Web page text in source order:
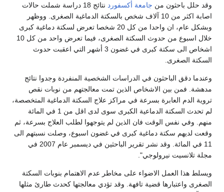
وقد حلل باحثون من جامعة أكسفورد
نتائج 18 دراسة شملت حالات
اصابة اكثر من 10 آلاف شخص بالسكتة الدماغية الصغرى. ووظهر
وبشكل عام، ان واحدا من كل 20 شخصا تعرض لسكتة دماغية كبرى
خلال اسبوع من حدوث السكتة الصغرى، فيما تعرض واحد من كل 10
اشخاص الى سكتة كبرى في غضون 3 أشهر التي اعقبت حدوث
السكتة الصغرى.
وعندما دقق الباحثون في الدراسات الشخصية المنفردة وجدوا نتائج
مدهشة. فمن بين الاشخاص الذين تمت معالجتهم من نوبات نقص
تروية الدم العابرة بسرعة في مراكز علاج السكتة الدماغية المتخصصة،
لم تحدث السكتة الدماعية الكبرى سوى لدى اقل من 1 في المائة
منهم. وفي نفس الوقت فان الذين لم يتوجهوا لطلب العلاج بسرعة، ثم
وقعت لديهم سكتة دماغية كبرى في غضون اسبوع، وصلت نسبتهم الى
11 في المائة. وقد نشر تقرير الباحثين في ديسمبر عام 2007 في
مجلة تلانسيت نيرولوجي".
ويسلط هذا العمل الاضواء على مخاطر عدم الاهتمام بنوبات السكتة
الصغرى واعتبارها قضية تافهة. وقد تؤدي معالجتها كحدث طارئ مثلها